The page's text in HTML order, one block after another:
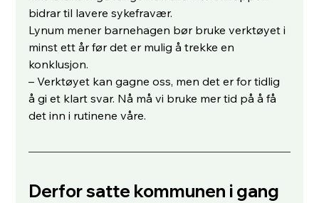
bidrar til lavere sykefravær.
Lynum mener barnehagen bør bruke verktøyet i
minst ett år før det er mulig å trekke en
konklusjon.
– Verktøyet kan gagne oss, men det er for tidlig
å gi et klart svar. Nå må vi bruke mer tid på å få
det inn i rutinene våre.
Derfor satte kommunen i gang